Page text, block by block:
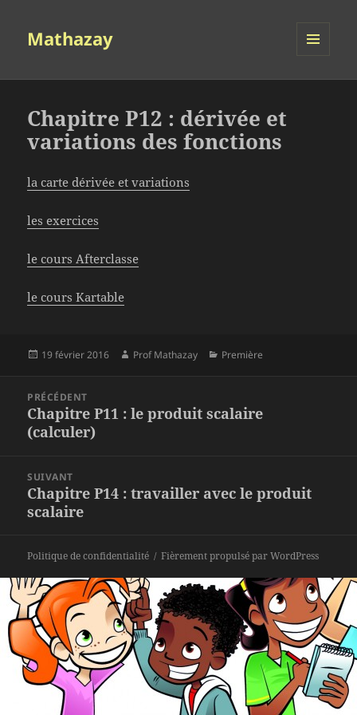
Mathazay
Chapitre P12 : dérivée et
variations des fonctions
la carte dérivée et variations
les exercices
le cours Afterclasse
le cours Kartable
Publié
19 février 2016 Auteur
Prof Mathazay Catégories
Première
l’article
PRÉCÉDENT
Article
précédent :
Chapitre P11 : le produit scalaire
(calculer)
SUIVANT
Article
suivant :
Chapitre P14 : travailler avec le produit
scalaire
Politique de confidentialité Fièrement propulsé par WordPress